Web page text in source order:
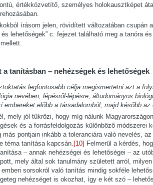
értékközvetítő, személyes holokausztképet
írásom jelen, rövidített változatában csupán
lehetőségek” c. fejezet található meg a tanóra
a tanításban – nehézségek és lehetőségek
legfontosabb célja megismertetni azt a
nevében, lépésről-lépésre, áltudományos
embereket előbb a társadalomból, majd később az
mely jól tükrözi, hogy míg nálunk
és a forrásfeldolgozás különböző módszerei
más pontjain inkább a toleranciára való nevelés,
téma tanítása kapcsán. [10] Felmerül a kérdés,
– annak nehézségei és lehetőségei – az
mely által sok tanulmány született arról,
sorsokról való tanítás mindig sokféle
nehézséget is okozhat, így e két szó –